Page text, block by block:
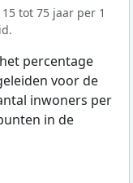
tot 75 jaar per 1
percentage
voor de
inwoners per
in de